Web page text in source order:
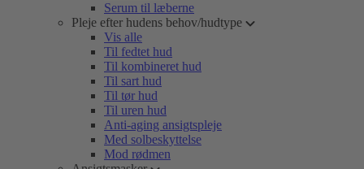
Serum til læberne
Pleje efter hudens behov/hudtype
Vis alle
Til fedtet hud
Til kombineret hud
Til sart hud
Til tør hud
Til uren hud
Anti-aging ansigtspleje
Med solbeskyttelse
Mod rødmen